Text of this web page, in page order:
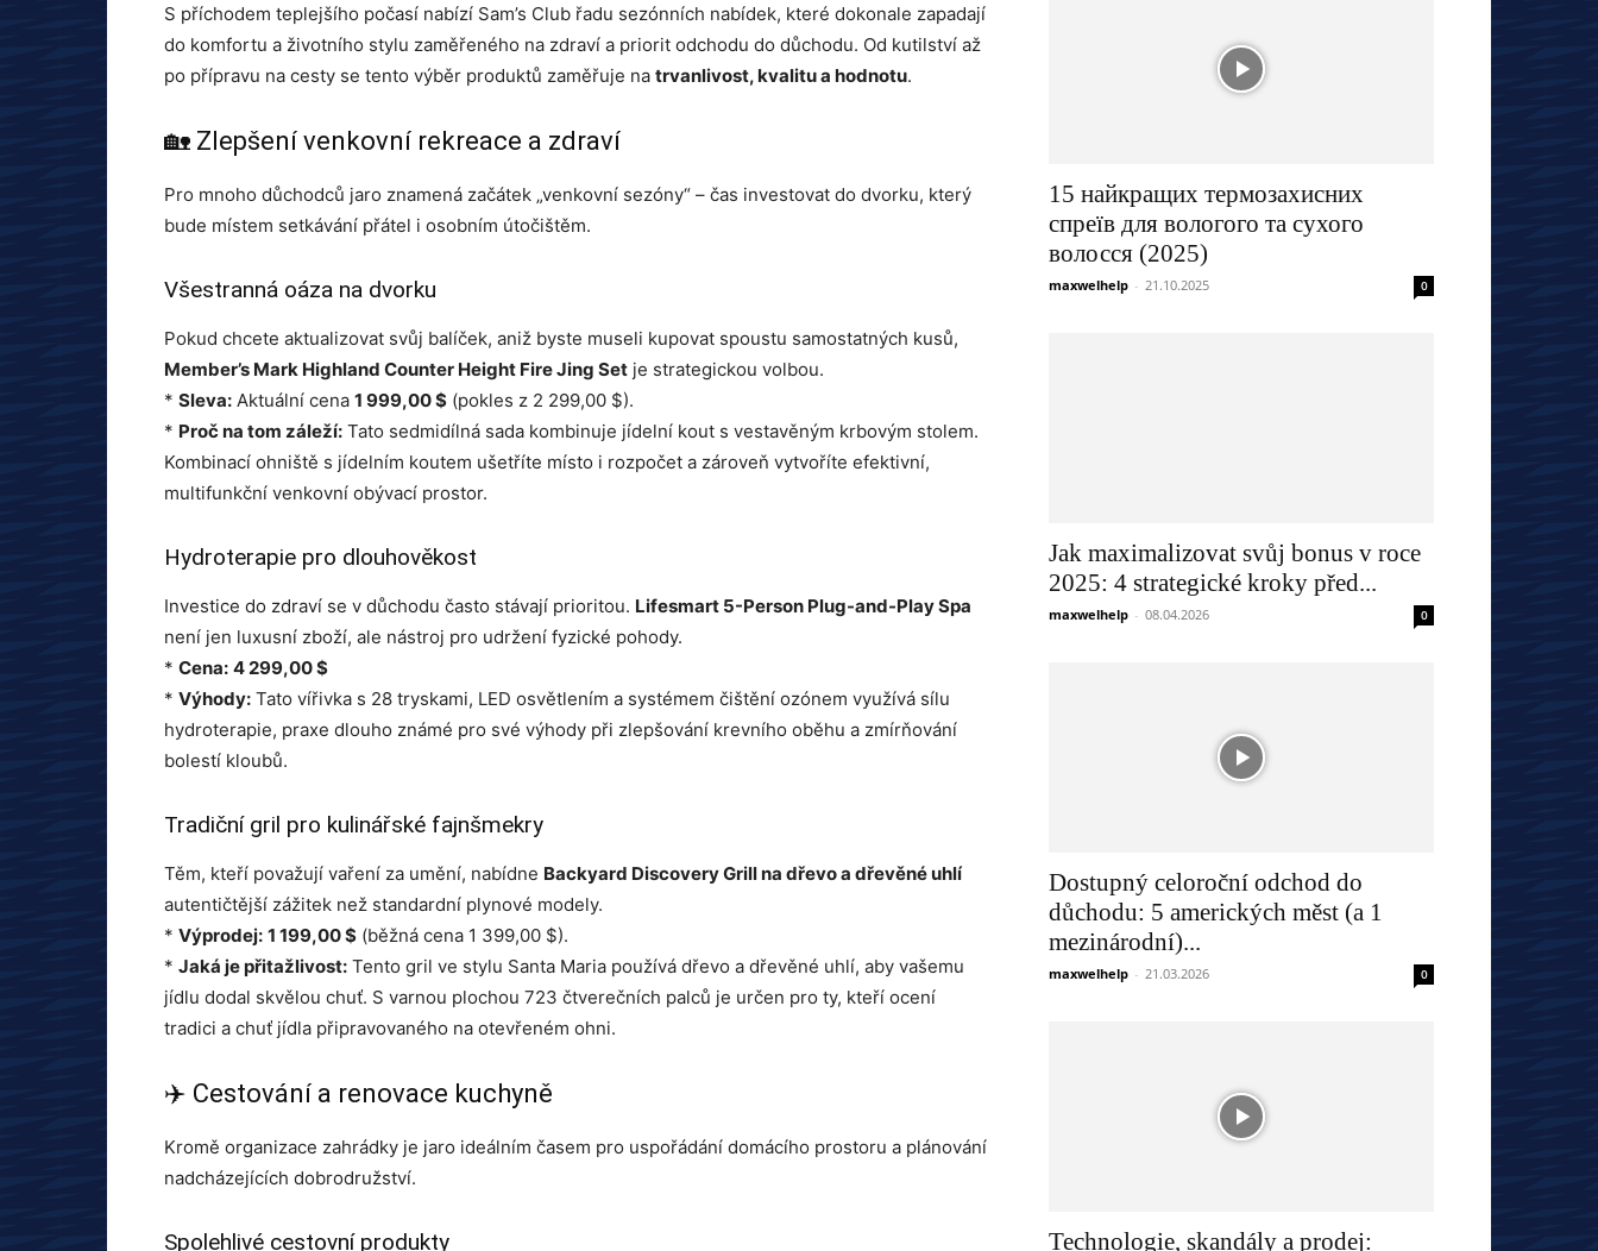
S příchodem teplejšího počasí nabízí Sam’s Club řadu sezónních nabídek, které dokonale zapadají
do komfortu a životního stylu zaměřeného na zdraví a priorit odchodu do důchodu. Od kutilství až
po přípravu na cesty se tento výběr produktů zaměřuje na trvanlivost, kvalitu a hodnotu.
🏡 Zlepšení venkovní rekreace a zdraví
Pro mnoho důchodců jaro znamená začátek „venkovní sezóny“ – čas investovat do dvorku, který
bude místem setkávání přátel i osobním útočištěm.
Všestranná oáza na dvorku
Pokud chcete aktualizovat svůj balíček, aniž byste museli kupovat spoustu samostatných kusů,
Member’s Mark Highland Counter Height Fire Jing Set je strategickou volbou.
* Sleva: Aktuální cena 1 999,00 $ (pokles z 2 299,00 $).
* Proč na tom záleží: Tato sedmidílná sada kombinuje jídelní kout s vestavěným krbovým stolem.
Kombinací ohniště s jídelním koutem ušetříte místo i rozpočet a zároveň vytvoříte efektivní,
multifunkční venkovní obývací prostor.
Hydroterapie pro dlouhověkost
Investice do zdraví se v důchodu často stávají prioritou. Lifesmart 5-Person Plug-and-Play Spa
není jen luxusní zboží, ale nástroj pro udržení fyzické pohody.
* Cena: 4 299,00 $
* Výhody: Tato vířivka s 28 tryskami, LED osvětlením a systémem čištění ozónem využívá sílu
hydroterapie, praxe dlouho známé pro své výhody při zlepšování krevního oběhu a zmírňování
bolestí kloubů.
Tradiční gril pro kulinářské fajnšmekry
Těm, kteří považují vaření za umění, nabídne Backyard Discovery Grill na dřevo a dřevěné uhlí
autentičtější zážitek než standardní plynové modely.
* Výprodej: 1 199,00 $ (běžná cena 1 399,00 $).
* Jaká je přitažlivost: Tento gril ve stylu Santa Maria používá dřevo a dřevěné uhlí, aby vašemu
jídlu dodal skvělou chuť. S varnou plochou 723 čtverečních palců je určen pro ty, kteří ocení
tradici a chuť jídla připravovaného na otevřeném ohni.
✈️ Cestování a renovace kuchyně
Kromě organizace zahrádky je jaro ideálním časem pro uspořádání domácího prostoru a plánování
nadcházejících dobrodružství.
Spolehlivé cestovní produkty
15 найкращих термозахисних
спреїв для вологого та сухого
волосся (2025)
maxwelhelp - 21.10.2025 0
Jak maximalizovat svůj bonus v roce
2025: 4 strategické kroky před...
maxwelhelp - 08.04.2026 0
Dostupný celoroční odchod do
důchodu: 5 amerických měst (a 1
mezinárodní)...
maxwelhelp - 21.03.2026 0
Technologie, skandály a prodej: